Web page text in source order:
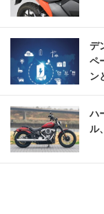
デ
ペ
ン
ハ
ル